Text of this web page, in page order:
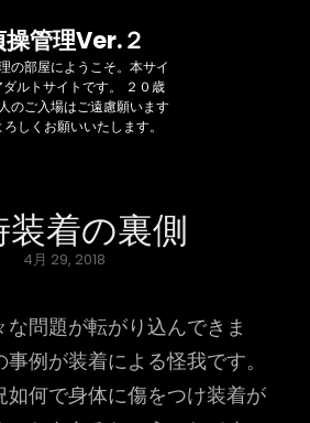
操管理Ver.２
の部屋にようこそ。本サイ
ダルトサイトです。 ２０歳
のご入場はご遠慮願います
しくお願いいたします。
装着の裏側
Posted
4月 29, 2018
問題が転がり込んできま
例が装着による怪我です。
如何で身体に傷をつけ装着が